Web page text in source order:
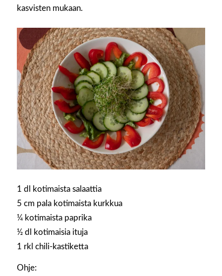
kasvisten mukaan.
1 dl kotimaista salaattia
5 cm pala kotimaista kurkkua
¼ kotimaista paprika
½ dl kotimaisia ituja
1 rkl chili-kastiketta
Ohje: